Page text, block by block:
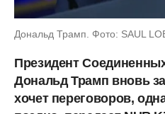
Дональд Трамп. Фото: SAUL
Президент
Дональд Трамп вновь
хочет переговоров,